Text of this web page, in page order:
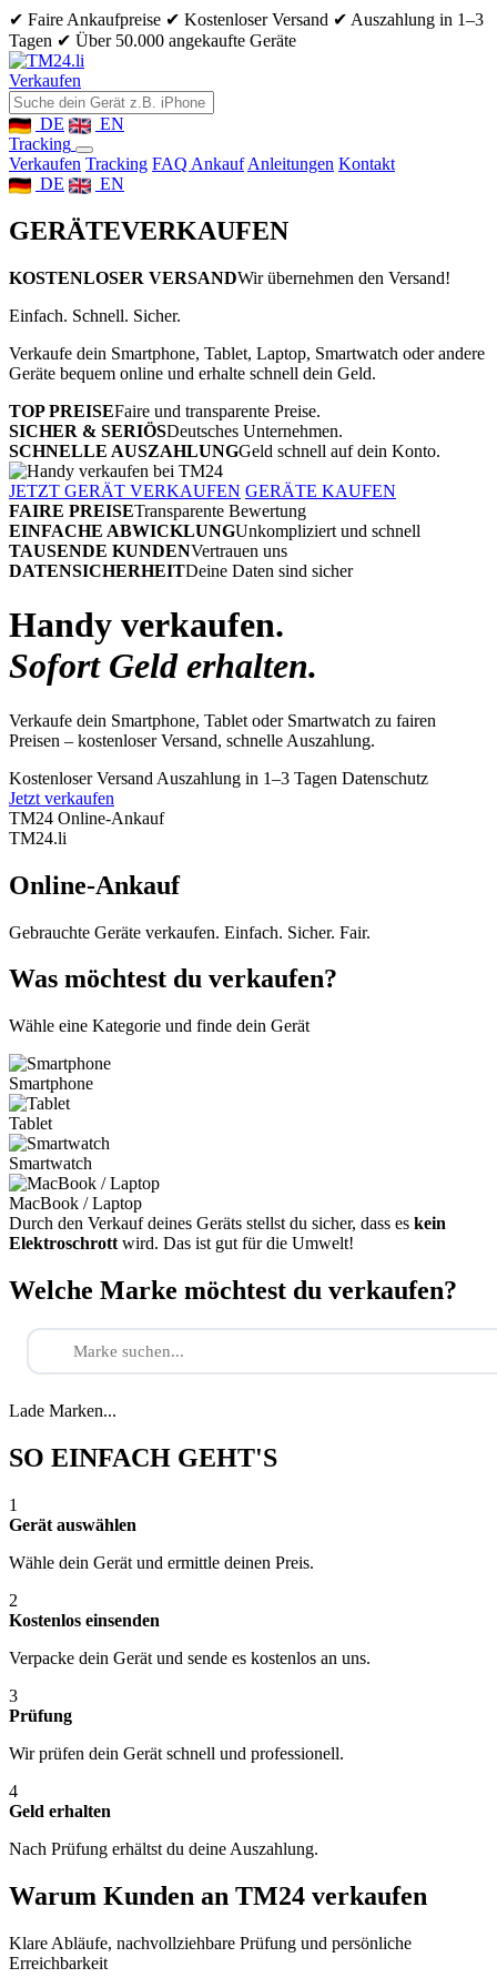
✔ Faire Ankaufpreise ✔ Kostenloser Versand ✔ Auszahlung in 1–3
Tagen ✔ Über 50.000 angekaufte Geräte
Verkaufen
DE
EN
Tracking
Verkaufen Tracking FAQ Ankauf Anleitungen Kontakt
DE
EN
GERÄTEVERKAUFEN
KOSTENLOSER VERSANDWir übernehmen den Versand!
Einfach. Schnell. Sicher.
Verkaufe dein Smartphone, Tablet, Laptop, Smartwatch oder andere
Geräte bequem online und erhalte schnell dein Geld.
TOP PREISEFaire und transparente Preise.
SICHER & SERIÖSDeutsches Unternehmen.
SCHNELLE AUSZAHLUNGGeld schnell auf dein Konto.
JETZT GERÄT VERKAUFEN GERÄTE KAUFEN
FAIRE PREISETransparente Bewertung
EINFACHE ABWICKLUNGUnkompliziert und schnell
TAUSENDE KUNDENVertrauen uns
DATENSICHERHEITDeine Daten sind sicher
Handy verkaufen.
Sofort Geld erhalten.
Verkaufe dein Smartphone, Tablet oder Smartwatch zu fairen
Preisen – kostenloser Versand, schnelle Auszahlung.
Kostenloser Versand Auszahlung in 1–3 Tagen Datenschutz
Jetzt verkaufen
TM24 Online-Ankauf
TM24.li
Online-Ankauf
Gebrauchte Geräte verkaufen. Einfach. Sicher. Fair.
Was möchtest du verkaufen?
Wähle eine Kategorie und finde dein Gerät
Smartphone
Tablet
Smartwatch
MacBook / Laptop
Durch den Verkauf deines Geräts stellst du sicher, dass es kein
Elektroschrott wird. Das ist gut für die Umwelt!
Welche Marke möchtest du verkaufen?
Lade Marken...
SO EINFACH GEHT'S
1
Gerät auswählen
Wähle dein Gerät und ermittle deinen Preis.
2
Kostenlos einsenden
Verpacke dein Gerät und sende es kostenlos an uns.
3
Prüfung
Wir prüfen dein Gerät schnell und professionell.
4
Geld erhalten
Nach Prüfung erhältst du deine Auszahlung.
Warum Kunden an TM24 verkaufen
Klare Abläufe, nachvollziehbare Prüfung und persönliche
Erreichbarkeit